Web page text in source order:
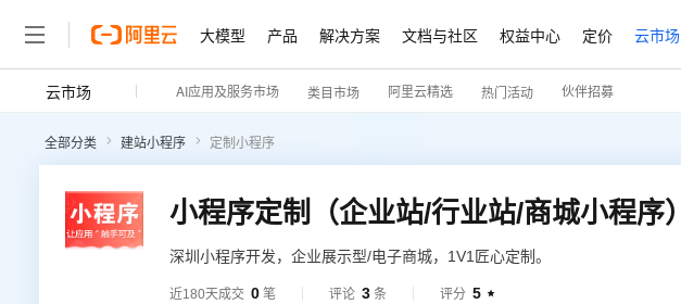
大模型 产品 解决方案 文档与社区 权益中心 定价 云市场
云市场 AI应用及服务市场 类目市场 阿里云精选 热门活动 伙伴招募
全部分类 建站小程序 定制小程序
小程序定制（企业站/行业站/商城小程序）
深圳小程序开发，企业展示型/电子商城，1V1匠心定制。
近180天成交 0 笔 评论 3 条 评分 5 